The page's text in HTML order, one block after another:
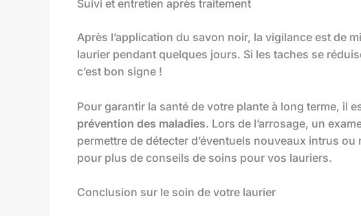
Suivi et entretien après traitement
Après l’application du savon noir, la vigilance est de
laurier pendant quelques jours. Si les taches se
c’est bon signe !
Pour garantir la santé de votre plante à long terme, il
prévention des maladies. Lors de l’arrosage, un
permettre de détecter d’éventuels nouveaux intrus ou
pour plus de conseils de soins pour vos lauriers.
Conclusion sur le soin de votre laurier